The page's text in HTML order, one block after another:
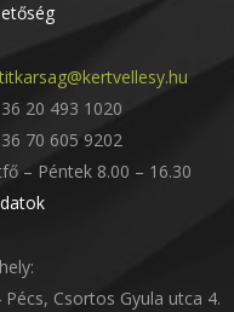
titkarsag@kertvellesy.hu
20 493 1020
70 605 9202
– Péntek 8.00 – 16.30
Pécs, Csortos Gyula utca 4.